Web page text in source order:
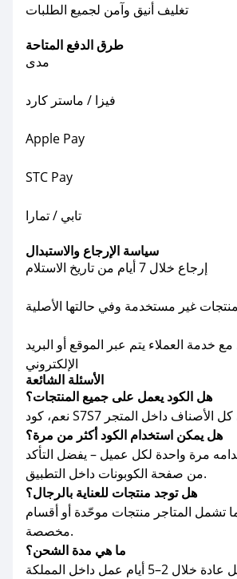
تغليف أنيق وآمن لجميع الطلبات
طرق الدفع المتاحة
مدى
فيزا / ماستر كارد
Apple Pay
STC Pay
تابي / تمارا
إرجاع خلال 7 أيام من تاريخ الاستلام
غير مستخدمة وفي حالتها الأصلية
خدمة العملاء يتم عبر الموقع أو البريد
الإلكتروني
هل الكود يعمل على جميع المنتجات؟
هل يمكن استخدام الكود أكثر من مرة؟
مرة واحدة لكل عميل – يفضل التأكد
من صفحة الكوبونات داخل التطبيق.
هل توجد منتجات للعناية بالرجال؟
تشمل المتاجر منتجات موحّدة أو أقسام
مخصصة.
ما هي مدة الشحن؟